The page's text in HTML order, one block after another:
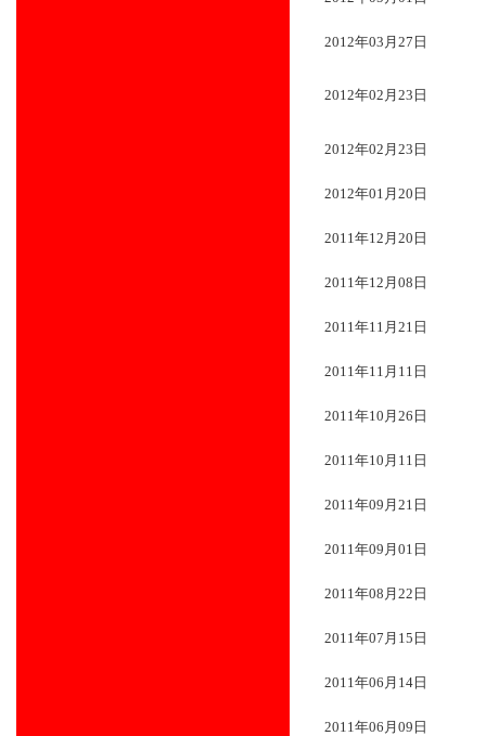
2012年03月27日
2012年02月23日
2012年02月23日
2012年01月20日
2011年12月20日
2011年12月08日
2011年11月21日
2011年11月11日
2011年10月26日
2011年10月11日
2011年09月21日
2011年09月01日
2011年08月22日
2011年07月15日
2011年06月14日
2011年06月09日